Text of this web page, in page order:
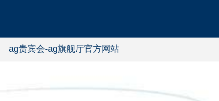
ag贵宾会-ag旗舰厅官方网站